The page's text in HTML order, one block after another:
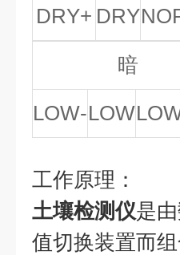
DRY+ DRY
暗
LOW-LOW
工作原理：
土壤检测仪是
值切换装置而